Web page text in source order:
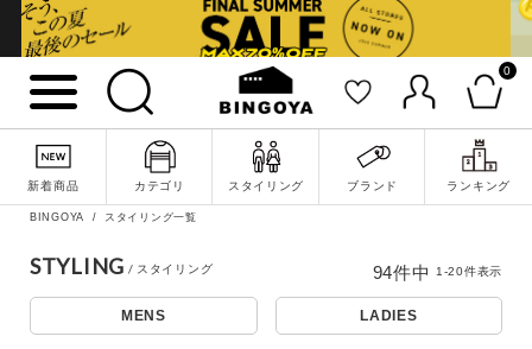
0
新着商品 カテゴリ スタイリング ブランド ランキング
BINGOYA スタイリング一覧
STYLING
MENS LADIES
94件中 1-20件表示